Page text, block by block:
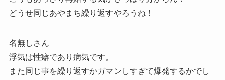
どうせ同じあやまち繰り返すやろうね！
名無しさん
浮気は性癖であり病気です。
また同じ事を繰り返すかガマンしすぎて爆発するかでし